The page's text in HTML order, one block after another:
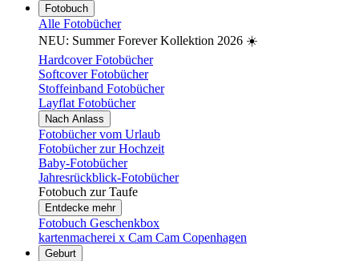
Fotobuch
Alle Fotobücher
NEU: Summer Forever Kollektion 2026 ☀️
Hardcover Fotobücher
Softcover Fotobücher
Stoffeinband Fotobücher
Layflat Fotobücher
Nach Anlass
Fotobücher vom Urlaub
Fotobücher zur Hochzeit
Baby-Fotobücher
Jahresrückblick-Fotobücher
Fotobuch zur Taufe
Entdecke mehr
Fotobuch Geschenkbox
kartenmacherei x Cam Cam Copenhagen
Geburt